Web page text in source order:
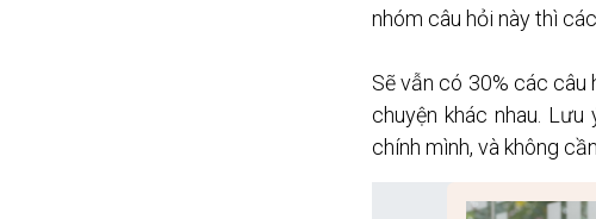
nhóm câu hỏi này thì
Sẽ vẫn có 30% các câu
chuyện khác nhau.
chính mình, và không